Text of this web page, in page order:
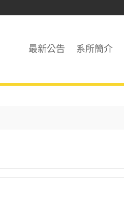
最新公告 系所簡介